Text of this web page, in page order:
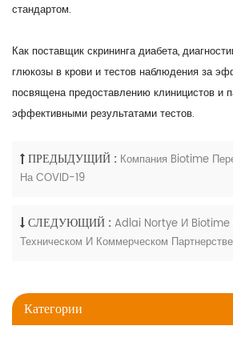
стандартом.
Как поставщик скрининга диабета,
глюкозы в крови и тестов наблюдения за
посвящена предоставлению клиницистов и
эффективными результатами тестов.
ПРЕДЫДУЩИЙ : Компания Biotime
На COVID-19
СЛЕДУЮЩИЙ :Adlai Nortye И
Техническом И Коммерческом Партнерстве
Категории